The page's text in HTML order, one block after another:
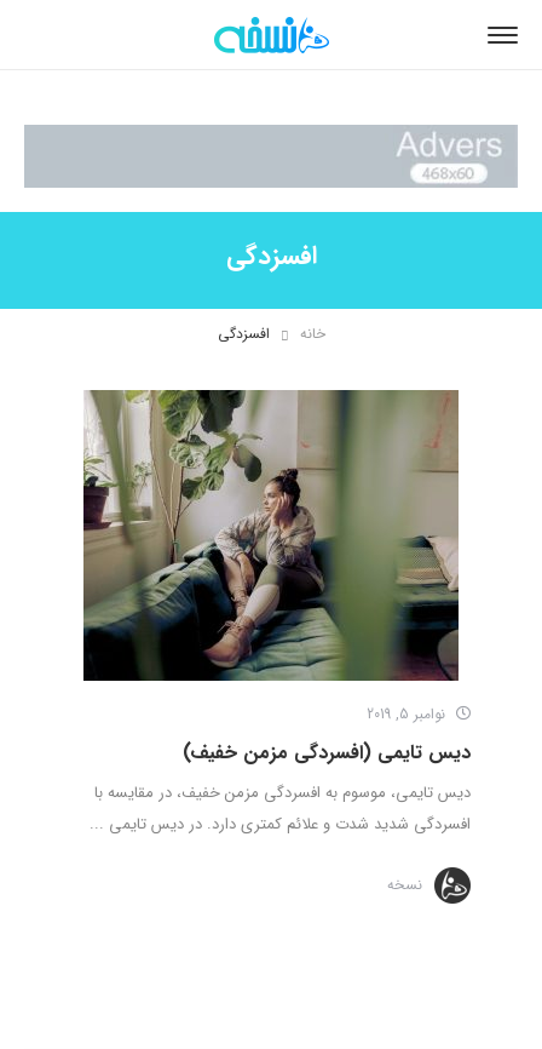
افسزدگی
خانه افسزدگی
نوامبر 5, 2019
دیس تایمی (افسردگی مزمن خفیف)
دیس تایمی، موسوم به افسردگی مزمن خفیف، در مقایسه با
افسردگی شدید شدت و علائم کمتری دارد. در دیس تایمی ...
نسخه